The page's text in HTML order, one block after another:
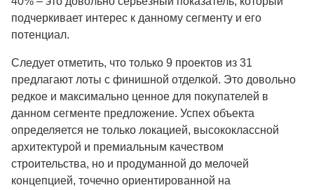
подчеркивает интерес к данному сегменту и его
потенциал.
Следует отметить, что только 9 проектов из 31
предлагают лоты с финишной отделкой. Это довольно
редкое и максимально ценное для покупателей в
данном сегменте предложение. Успех объекта
определяется не только локацией, высококлассной
архитектурой и премиальным качеством
строительства, но и продуманной до мелочей
концепцией, точечно ориентированной на